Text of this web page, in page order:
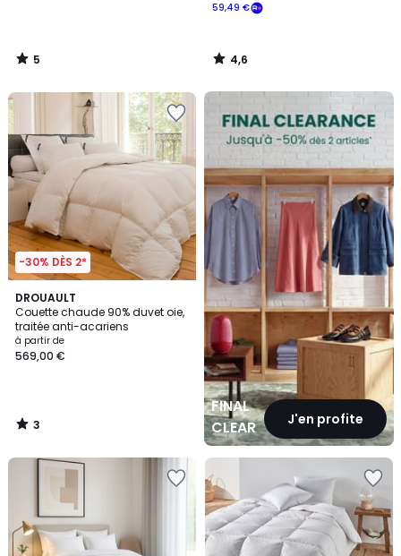
5
/
59,49 €
4,6
/
-30% DÈS 2*
DROUAULT
Couette chaude 90% duvet oie,
traitée anti-acariens
à partir de
569,00 €
3
/
5
3
/
FINAL
CLEARANCEJ'en profite
FINAL
CLEARANCE